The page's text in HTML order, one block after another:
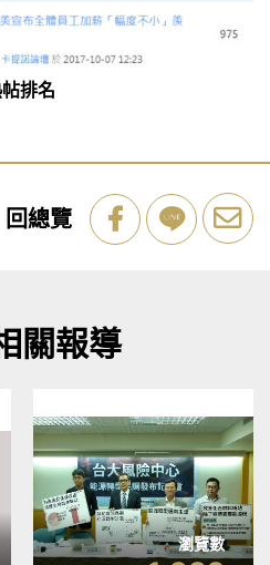
排名
回總覽
關報導
瀏覽數